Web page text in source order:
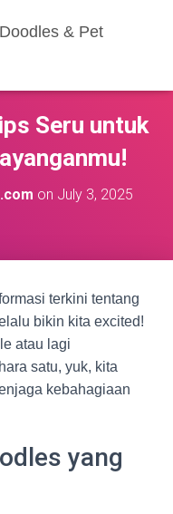
& Pet
Seru untuk
on July 3, 2025
terkini tentang
bikin kita excited!
atau lagi
satu, yuk, kita
kebahagiaan
yang